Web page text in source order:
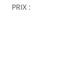
PRIX :